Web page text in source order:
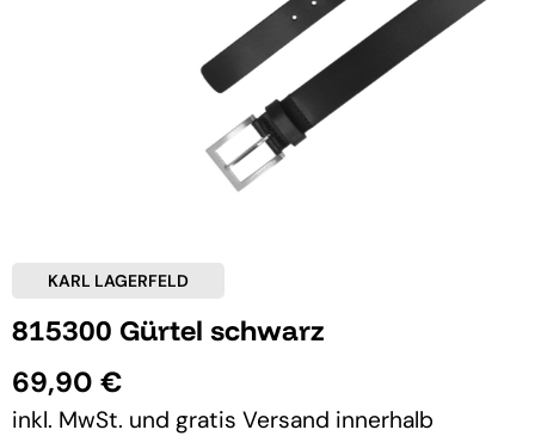
KARL LAGERFELD
815300 Gürtel schwarz
69,90 €
inkl. MwSt. und gratis Versand innerhalb